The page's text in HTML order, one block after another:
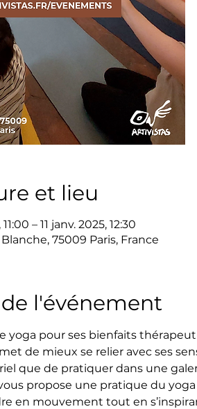
et lieu
– 11 janv. 2025, 12:30
75009 Paris, France
l'événement
yoga pour ses bienfaits
de mieux se relier avec ses
que de pratiquer dans une
propose une pratique du
en mouvement tout en